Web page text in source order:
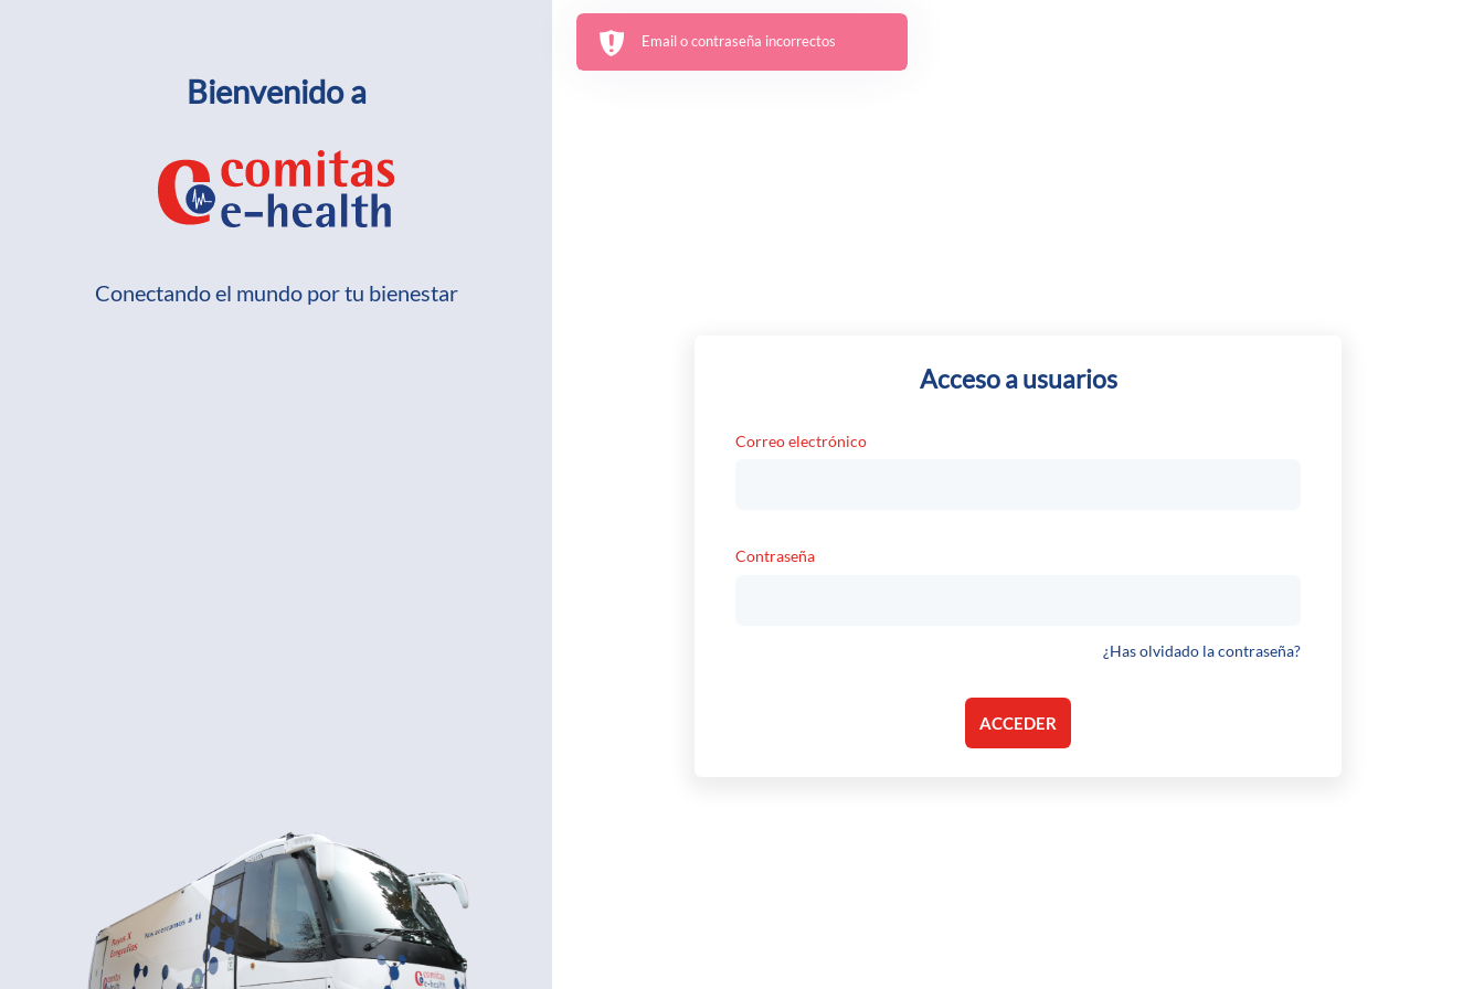
Bienvenido a
Conectando el mundo por tu bienestar
Acceso a usuarios
Correo electrónico
Contraseña
¿Has olvidado la contraseña?
ACCEDER
Email o contraseña incorrectos